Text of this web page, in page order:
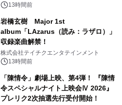
13時間前
岩橋玄樹 Major 1st
album「LAzarus（読み：ラザロ）」
収録楽曲解禁！
株式会社テイチクエンタテインメント
13時間前
「陳情令」劇場上映、第4弾！ 『陳情
令スペシャルナイト上映会Ⅳ 2026』
プレリク2次抽選先行受付開始！